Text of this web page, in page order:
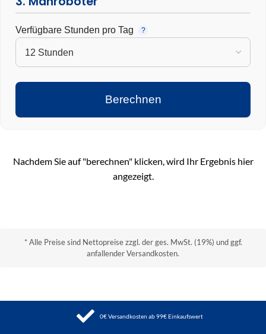
Verfügbare Stunden pro Tag ?
Berechnen
Nachdem Sie auf "berechnen" klicken, wird Ihr Ergebnis hier
angezeigt.
* Alle Preise sind Nettopreise zzgl. der ges. MwSt. (19%) und ggf.
anfallender Versandkosten.
0€ Versandkosten ab 99€ Einkaufswert